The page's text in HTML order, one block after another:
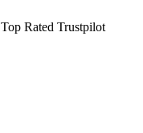
Top Rated Trustpilot